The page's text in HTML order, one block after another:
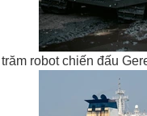
robot chiến đấu